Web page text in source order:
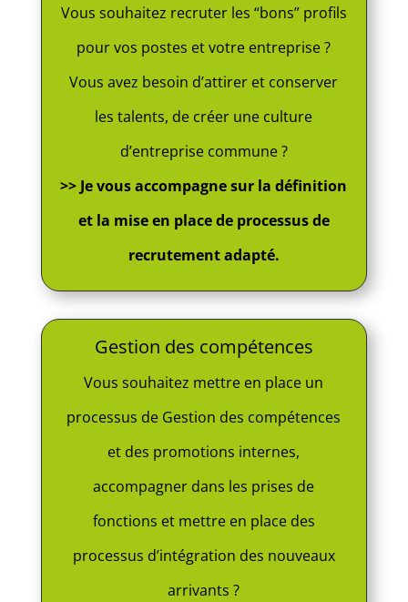
Vous souhaitez recruter les “bons” profils
pour vos postes et votre entreprise ?
Vous avez besoin d’attirer et conserver
les talents, de créer une culture
d’entreprise commune ?
>> Je vous accompagne sur la définition
et la mise en place de processus de
recrutement adapté.
Gestion des compétences
Vous souhaitez mettre en place un
processus de Gestion des compétences
et des promotions internes,
accompagner dans les prises de
fonctions et mettre en place des
processus d’intégration des nouveaux
arrivants ?